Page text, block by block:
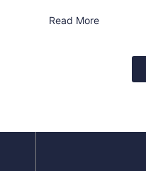
Read More